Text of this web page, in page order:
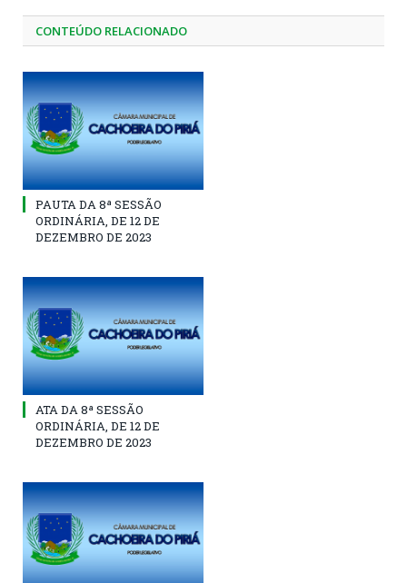
CONTEÚDO RELACIONADO
PAUTA DA 8ª SESSÃO
ORDINÁRIA, DE 12 DE
DEZEMBRO DE 2023
ATA DA 8ª SESSÃO
ORDINÁRIA, DE 12 DE
DEZEMBRO DE 2023